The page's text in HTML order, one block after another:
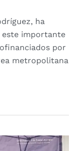
ha
este importante
por
metropolitana